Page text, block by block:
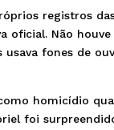
registros
Não houve
fones de
homicídio
foi